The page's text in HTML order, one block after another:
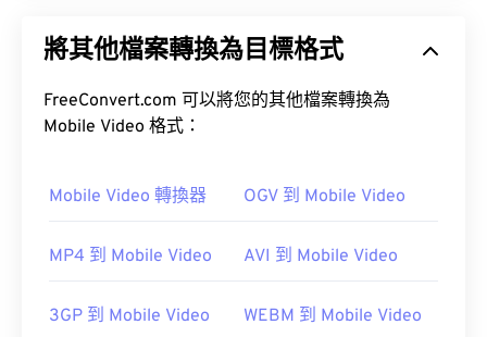
式，並使其獨立於系統和協定。它支援章節、字幕、
援選單。
如何開啟 ASF 檔案？
將其他檔案轉換為目標格式
FreeConvert.com 可以將您的其他檔案轉換為
Mobile Video 格式：
Mobile Video 轉換器 OGV 到 Mobile Video
MP4 到 Mobile Video AVI 到 Mobile Video
3GP 到 Mobile Video WEBM 到 Mobile Video